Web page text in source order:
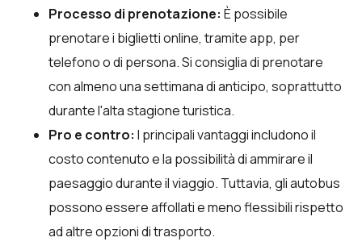
Processo di prenotazione: È possibile
prenotare i biglietti online, tramite app, per
telefono o di persona. Si consiglia di prenotare
con almeno una settimana di anticipo, soprattutto
durante l'alta stagione turistica.
Pro e contro: I principali vantaggi includono il
costo contenuto e la possibilità di ammirare il
paesaggio durante il viaggio. Tuttavia, gli autobus
possono essere affollati e meno flessibili rispetto
ad altre opzioni di trasporto.